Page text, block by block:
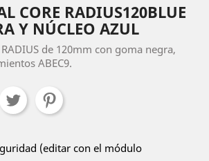
CORE RADIUS120BLUE
Y NÚCLEO AZUL
de 120mm con goma negra,
ABEC9.
(editar con el módulo